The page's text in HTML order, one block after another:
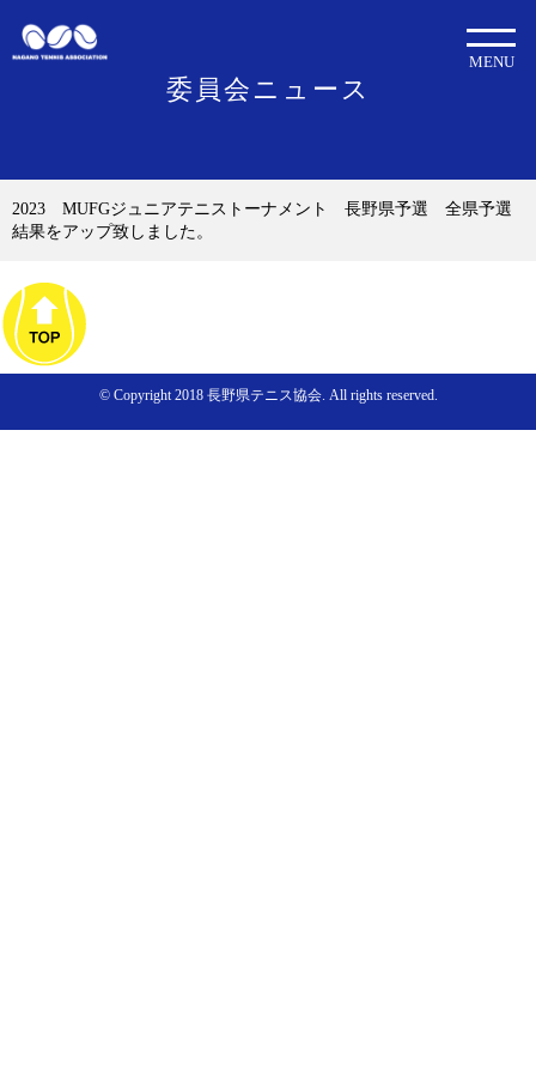
委員会ニュース
MENU
2023 MUFGジュニアテニストーナメント 長野県予選 全県予選
結果をアップ致しました。
© Copyright 2018 長野県テニス協会. All rights reserved.